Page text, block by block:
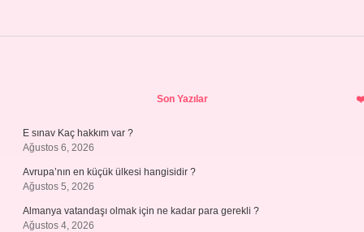
Son Yazılar
E sınav Kaç hakkım var ?
Ağustos 6, 2026
Avrupa’nın en küçük ülkesi hangisidir ?
Ağustos 5, 2026
Almanya vatandaşı olmak için ne kadar para gerekli ?
Ağustos 4, 2026